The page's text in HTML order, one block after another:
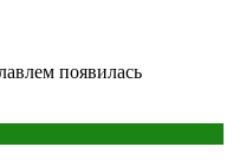
появилась